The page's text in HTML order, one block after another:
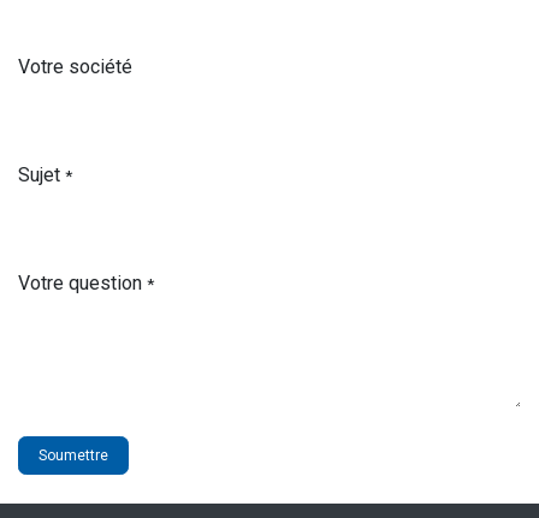
Votre société
Sujet *
Votre question *
Soumettre